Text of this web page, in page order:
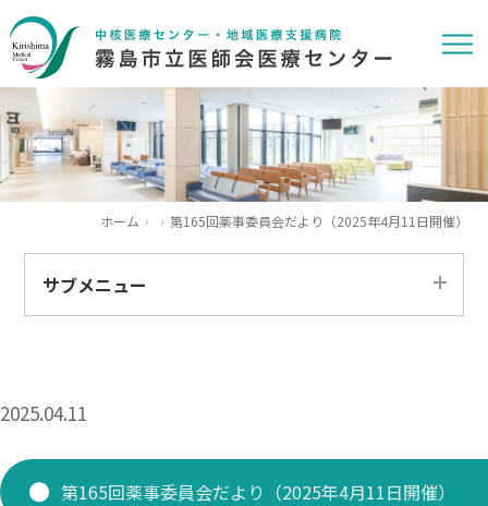
ホーム 第165回薬事委員会だより（2025年4月11日開催）
サブメニュー
求人情報
2025.04.11
第165回薬事委員会だより（2025年4月11日開催）